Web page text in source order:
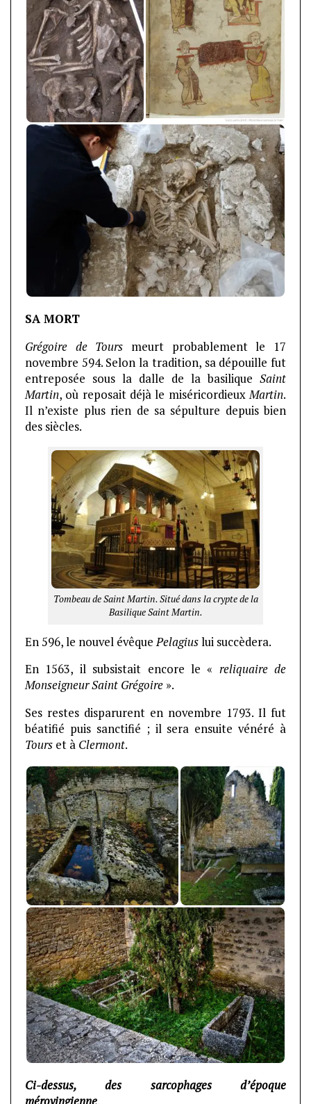
SA MORT
Grégoire de Tours meurt probablement le 17
novembre 594. Selon la tradition, sa dépouille fut
entreposée sous la dalle de la basilique Saint
Martin, où reposait déjà le miséricordieuxMartin.
Il n’existe plus rien de sa sépulture depuis bien
des siècles.
Tombeau de Saint Martin. Situé dans la crypte de la
Basilique Saint Martin.
En 596, le nouvel évêquePelagiuslui succèdera.
En 1563, il subsistait encore le « reliquaire de
Monseigneur Saint Grégoire ».
Ses restes disparurent en novembre 1793. Il fut
béatifié puis sanctifié ; il sera ensuite vénéré à
Tours et à Clermont.
Ci-dessus, des sarcophages d’époque